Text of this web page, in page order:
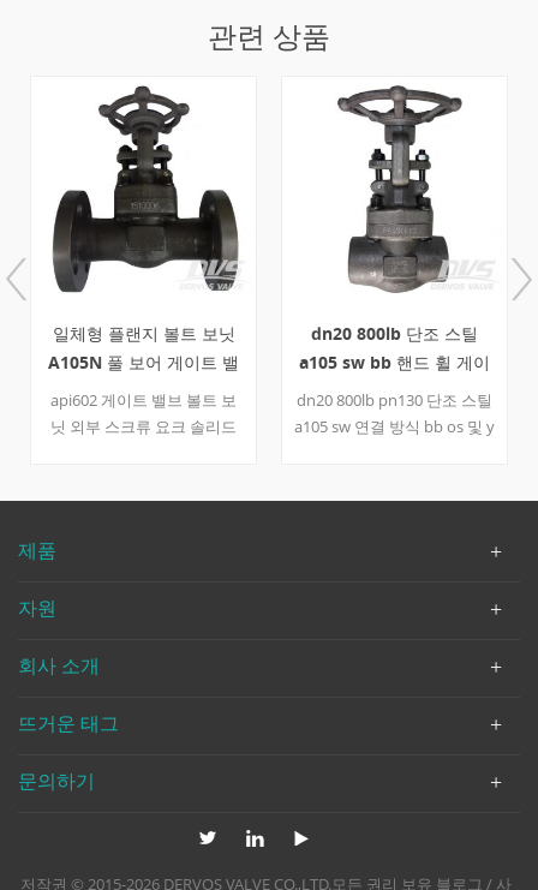
관련 상품
일체형 플랜지 볼트 보닛
A105N 풀 보어 게이트 밸
브
api602 게이트 밸브 볼트 보
닛 외부 스크류 요크 솔리드
13cr 150lb 300lb 1/2 인치
/ 줄기, 304+ 흑연 / 가스켓 &
dn20 800lb 단조 스틸
a105 sw bb 핸드 휠 게이
트 밸브 a105
dn20 800lb pn130 단조 스틸
a105 sw 연결 방식 bb os 및 y
8 시트 410 + stl 웨지 420 스
제품
자원
회사 소개
뜨거운 태그
문의하기
저작권 © 2015-2026 DERVOS VALVE CO.,LTD.모든 권리 보유 블로그 / 사